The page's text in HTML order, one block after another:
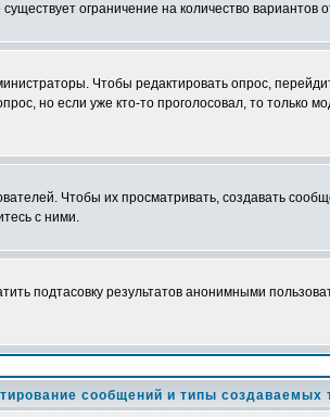
ограничение на количество вариантов
Чтобы редактировать опрос,
но если уже кто-то проголосовал, то
Чтобы их просматривать, создавать
с ними.
подтасовку результатов анонимными
сообщений и типы создаваемых